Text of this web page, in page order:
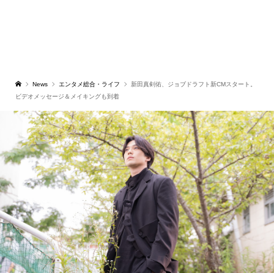
News エンタメ総合・ライフ
新田真剣佑、ジョブドラフト新CMスタート。
ビデオメッセージ＆メイキングも到着